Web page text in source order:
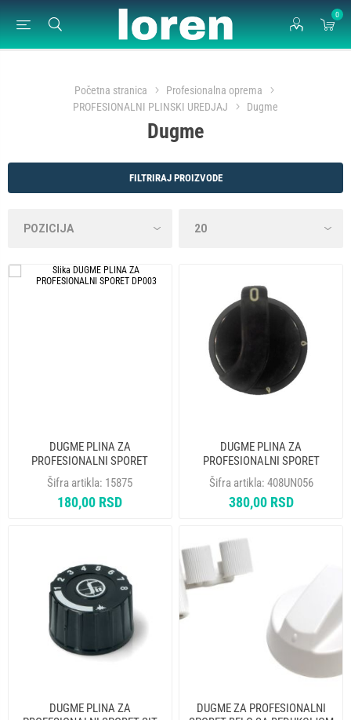
0
Početna stranica
Profesionalna oprema
PROFESIONALNI PLINSKI UREDJAJ
Dugme
Dugme
FILTRIRAJ PROIZVODE
DUGME PLINA ZA
PROFESIONALNI SPORET
DP003
Šifra artikla: 15875
180,00 RSD
DUGME PLINA ZA
PROFESIONALNI SPORET
DP003
Šifra artikla: 408UN056
380,00 RSD
DUGME PLINA ZA
DUGME ZA PROFESIONALNI